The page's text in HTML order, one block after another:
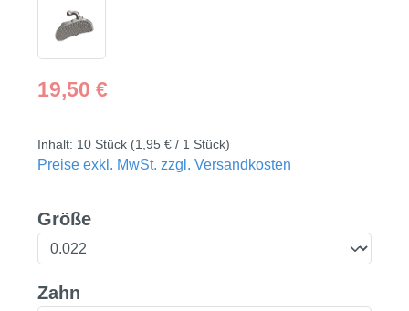
Regulärer Preis:
19,50 €
Inhalt: 10 Stück (1,95 € / 1 Stück)
Preise exkl. MwSt. zzgl. Versandkosten
Größeauswählen
Zahn